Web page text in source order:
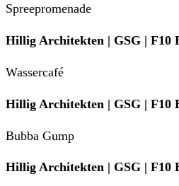
Spreepromenade
Hillig Architekten | GSG | F10
Wassercafé
Hillig Architekten | GSG | F10
Bubba Gump
Hillig Architekten | GSG | F10